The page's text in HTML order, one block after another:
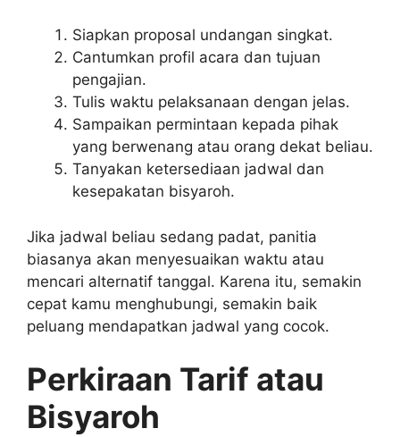
Siapkan proposal undangan singkat.
Cantumkan profil acara dan tujuan
pengajian.
Tulis waktu pelaksanaan dengan jelas.
Sampaikan permintaan kepada pihak
yang berwenang atau orang dekat beliau.
Tanyakan ketersediaan jadwal dan
kesepakatan bisyaroh.
Jika jadwal beliau sedang padat, panitia
biasanya akan menyesuaikan waktu atau
mencari alternatif tanggal. Karena itu, semakin
cepat kamu menghubungi, semakin baik
peluang mendapatkan jadwal yang cocok.
Perkiraan Tarif atau
Bisyaroh